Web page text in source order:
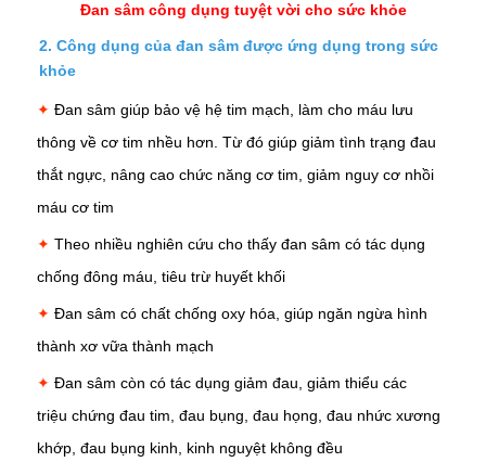
Đan sâm công dụng tuyệt vời cho sức khỏe
2. Công dụng của đan sâm được ứng dụng trong sức
khỏe
✦ Đan sâm giúp bảo vệ hệ tim mạch, làm cho máu lưu
thông về cơ tim nhều hơn. Từ đó giúp giảm tình trạng đau
thắt ngực, nâng cao chức năng cơ tim, giảm nguy cơ nhồi
máu cơ tim
✦ Theo nhiều nghiên cứu cho thấy đan sâm có tác dụng
chống đông máu , tiêu trừ huyết khối
✦ Đan sâm có chất chống oxy hóa, giúp ngăn ngừa hình
thành xơ vữa thành mạch
✦ Đan sâm còn có tác dụng giảm đau, giảm thiểu các
triệu chứng đau tim, đau bụng, đau họng, đau nhức xương
khớp , đau bụng kinh, kinh nguyệt không đều